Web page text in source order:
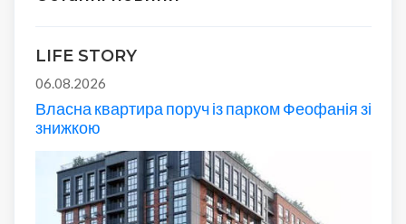
LIFE STORY
06.08.2026
Власна квартира поруч із парком Феофанія зі
знижкою